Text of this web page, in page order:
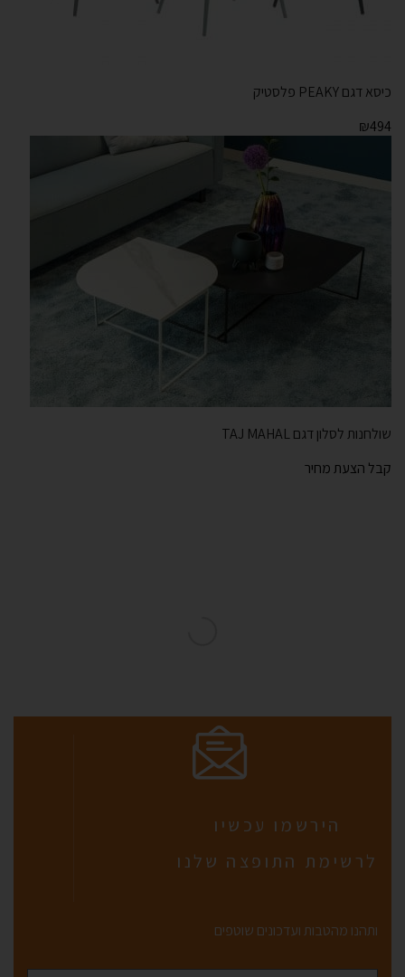
כיסא דגם PEAKY פלסטיק
₪494
שולחנות לסלון דגם TAJ MAHAL
קבל הצעת מחיר
הירשמו עכשיו
לרשימת התופצה שלנו
ותהנו מהטבות ועדכונים שוטפים